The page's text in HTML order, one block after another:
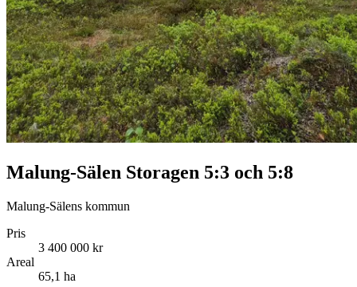
Malung-Sälen Storagen 5:3 och 5:8
Malung-Sälens kommun
Pris
3 400 000 kr
Areal
65,1 ha